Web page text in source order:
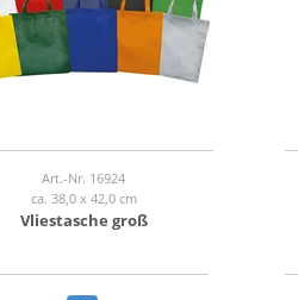
Art.-Nr. 16924
ca. 38,0 x 42,0 cm
Vliestasche groß